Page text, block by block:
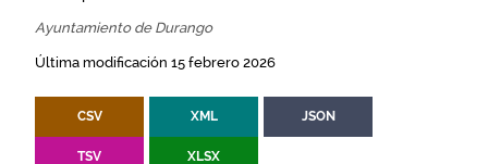
Ayuntamiento de Durango
Última modificación 15 febrero 2026
CSV XML JSON
TSV XLSX